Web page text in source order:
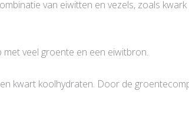
van eiwitten en vezels, zoals
veel groente en een eiwitbron.
kwart koolhydraten. Door de